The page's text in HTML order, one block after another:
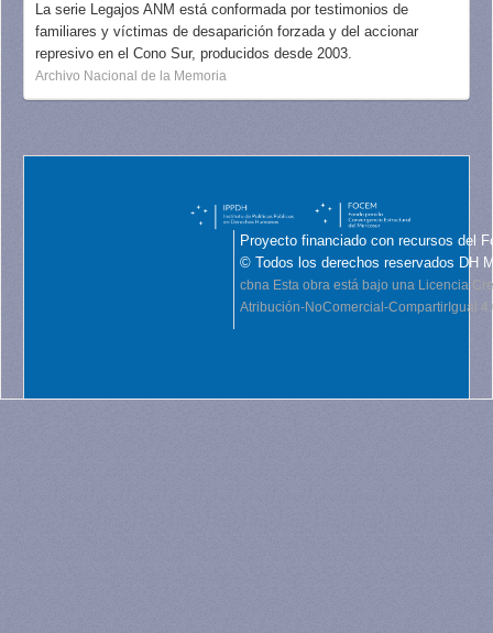
La serie Legajos ANM está conformada por testimonios de
familiares y víctimas de desaparición forzada y del accionar
represivo en el Cono Sur, producidos desde 2003.
Archivo Nacional de la Memoria
Proyecto financiado con recursos del
© Todos los derechos reservados DH
cbna Esta obra está bajo una Licencia
Atribución-NoComercial-CompartirIgual